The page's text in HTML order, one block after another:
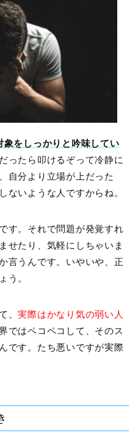
象をしっかりと吟味してい
ったら叩けるぞって冷静に
自分より立場が上だった
ないような人ですからね。
す。それで問題が発覚すれ
せたり、気軽にしちゃいま
言うんです。いやいや、正
う。
、実際はかなり気の弱い人
ではペコペコして、そのス
です。たち悪いですが実際